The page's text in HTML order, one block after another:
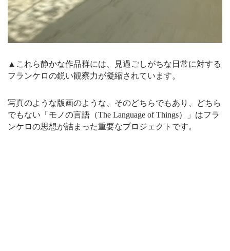
▲これら静かな作品群には、見過ごしがちな日常に対する
フランケロの鋭い観察力が凝縮されています。
写真のような版画のような、そのどちらでもあり、どちら
でもない「モノの言語（The Language of Things）」はフラ
ンケロの思想が詰まった重要なプロジェクトです。